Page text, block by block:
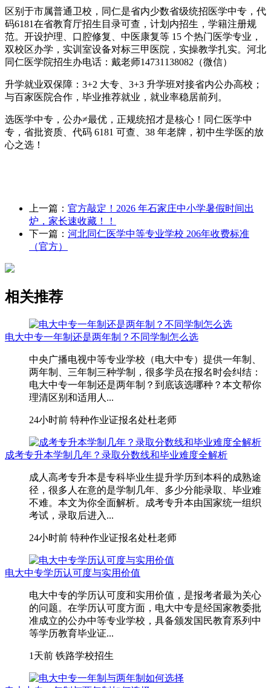
区别于市属普通卫校，同仁是省内少数省级统招医学中专，代
码6181在省教育厅招生目录可查，计划内招生，学籍注册规
范。开设护理、口腔修复、中医康复等 15 个热门医学专业，
双校区办学，实训室设备对标三甲医院，实操教学扎实。 河北
同仁医学院招生办电话：戴老师14731138082（微信）
升学就业双保障：3+2 大专、3+3 升学班对接省内公办高校；
与百家医院合作，毕业推荐就业，就业率稳居前列。
选医学中专，公办≠最优，正规统招才是核心！同仁医学中
专，省批资质、代码 6181 可查、38 年老牌，初中生学医的放
心之选！
上一篇： 官方敲定！2026 年石家庄中小学暑假时间出
炉，家长速收藏！！
下一篇： 河北同仁医学中等专业学校 206年收费标准
（官方）
相关推荐
电大中专一年制还是两年制？不同学制怎么选
中央广播电视中等专业学校（电大中专）提供一年制、
两年制、三年制三种学制，很多学员在报名时会纠结：
电大中专一年制还是两年制？到底该选哪种？本文帮你
理清区别和适用人...
24小时前 特种作业证报名处杜老师
成考专升本学制几年？录取分数线和毕业难度全解析
成人高考专升本是专科毕业生提升学历到本科的成熟途
径，很多人在意的是学制几年、多少分能录取、毕业难
不难。本文为你全面解析。成考专升本由国家统一组织
考试，录取后进入...
24小时前 特种作业证报名处杜老师
电大中专学历认可度与实用价值
电大中专的学历认可度和实用价值，是报考者最为关心
的问题。在学历认可度方面，电大中专是经国家教委批
准成立的公办中等专业学校，具备颁发国民教育系列中
等学历教育毕业证...
1天前 铁路学校招生